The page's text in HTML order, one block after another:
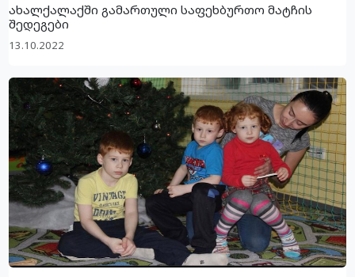
ახალქალაქში გამართული საფეხბურთო მატჩის
შედეგები
13.10.2022